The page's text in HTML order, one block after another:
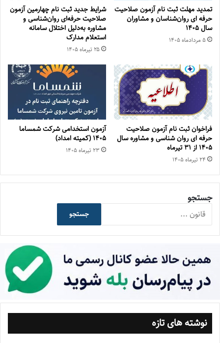
تمدید مهلت ثبت نام آزمون صلاحیت
حرفه ای روان‌شناسان و مشاوران
سال ۱۴۰۵
۵ مرداد‌ماه ۱۴۰۵
شرایط جدید ثبت نام چهارمین آزمون
صلاحیت حرفه‌ای روان‌شناسی و
مشاوره به‌دلیل اختلال سامانه
استعلام مدارک
۲۵ تیر‌ماه ۱۴۰۵
فراخوان ثبت نام آزمون صلاحیت
حرفه ای روان شناسی و مشاوره سال
۱۴۰۵ از ۳۱ تیرماه
۲۴ تیر‌ماه ۱۴۰۵
آزمون استخدامی شرکت شمساما
۱۴۰۵ (کمیته امداد)
۲۳ تیر‌ماه ۱۴۰۵
جستجو
جستجو
نوشته های تازه